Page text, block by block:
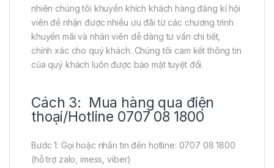
nhiên chúng tôi khuyến khích khách hàng đăng kí hội
viên để nhận được nhiều ưu đãi từ các chương trình
khuyến mãi và nhân viên dễ dàng tư vấn chi tiết,
chính xác cho quý khách. Chúng tôi cam kết thông tin
của quý khách luôn được bảo mật tuyệt đối.
Cách 3: Mua hàng qua điện
thoại/Hotline 0707 08 1800
Bước 1: Gọi hoặc nhắn tin đến hotline: 0707 08 1800
(hỗ trợ zalo, imess, viber)